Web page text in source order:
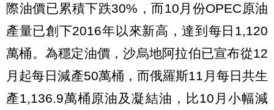
際油價已累積下跌30%，而10月份OPEC原油
產量已創下2016年以來新高，達到每日1,120
萬桶。為穩定油價，沙烏地阿拉伯已宣布從12
月起每日減產50萬桶，而俄羅斯11月每日共生
產1,136.9萬桶原油及凝結油，比10月小幅減